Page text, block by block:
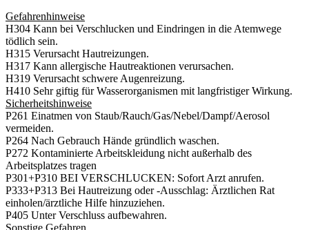
Gefahrenhinweise
H304 Kann bei Verschlucken und Eindringen in die Atemwege
tödlich sein.
H315 Verursacht Hautreizungen.
H317 Kann allergische Hautreaktionen verursachen.
H319 Verursacht schwere Augenreizung.
H410 Sehr giftig für Wasserorganismen mit langfristiger Wirkung.
Sicherheitshinweise
P261 Einatmen von Staub/Rauch/Gas/Nebel/Dampf/Aerosol
vermeiden.
P264 Nach Gebrauch Hände gründlich waschen.
P272 Kontaminierte Arbeitskleidung nicht außerhalb des
Arbeitsplatzes tragen
P301+P310 BEI VERSCHLUCKEN: Sofort Arzt anrufen.
P333+P313 Bei Hautreizung oder -Ausschlag: Ärztlichen Rat
einholen/ärztliche Hilfe hinzuziehen.
P405 Unter Verschluss aufbewahren.